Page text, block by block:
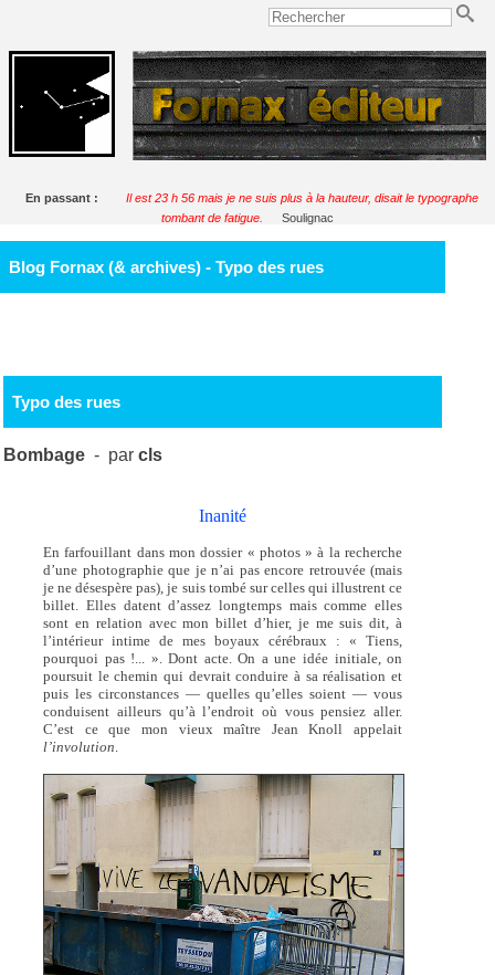
En passant :
Il est 23 h 56 mais je ne suis plus à la hauteur, disait le typographe
tombant de fatigue.
Soulignac
Blog Fornax (& archives) - Typo des rues
Typo des rues
Bombage - parcls
Inanité
En farfouillant dans mon dossier « photos » à la recherche
d’une photographie que je n’ai pas encore retrouvée (mais
je ne désespère pas), je suis tombé sur celles qui illustrent ce
billet. Elles datent d’assez longtemps mais comme elles
sont en relation avec mon billet d’hier, je me suis dit, à
l’intérieur intime de mes boyaux cérébraux : « Tiens,
pourquoi pas !... ». Dont acte. On a une idée initiale, on
poursuit le chemin qui devrait conduire à sa réalisation et
puis les circonstances — quelles qu’elles soient — vous
conduisent ailleurs qu’à l’endroit où vous pensiez aller.
C’est ce que mon vieux maître Jean Knoll appelait
l’involution